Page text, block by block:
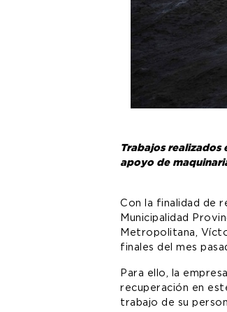
Trabajos realizados
apoyo de
Con la finalidad de
Municipalidad
Metropolitana,
finales del mes
Para ello, la
recuperación en
trabajo de su